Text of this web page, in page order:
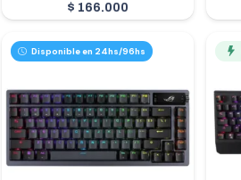
$ 166.000
Disponible en 24hs/96hs